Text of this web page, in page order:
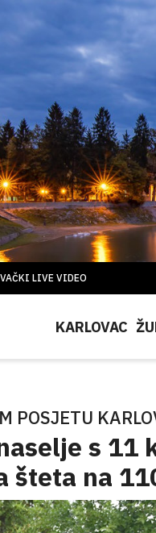
LIVE VIDEO
KARLOVAC
POSJETU
s 11
šteta na